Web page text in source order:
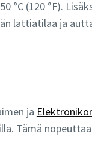
°C (120 °F).
lattiatilaa ja
ja
Tämä